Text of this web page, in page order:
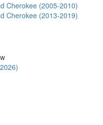
Cherokee (2005-2010)
Cherokee (2013-2019)